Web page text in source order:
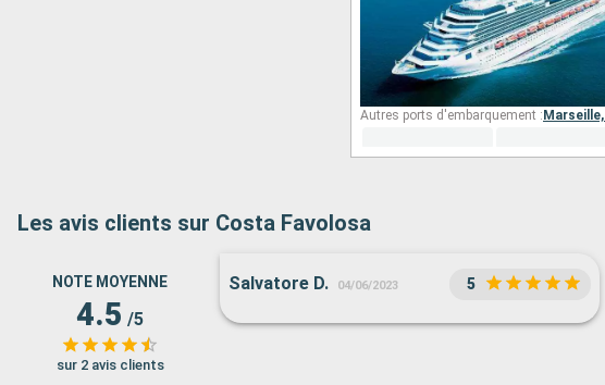
Autres ports d'embarquement : Marseille,
Les avis clients sur Costa Favolosa
NOTE MOYENNE
4.5 /5
sur 2 avis clients
Salvatore D. 04/06/2023 5